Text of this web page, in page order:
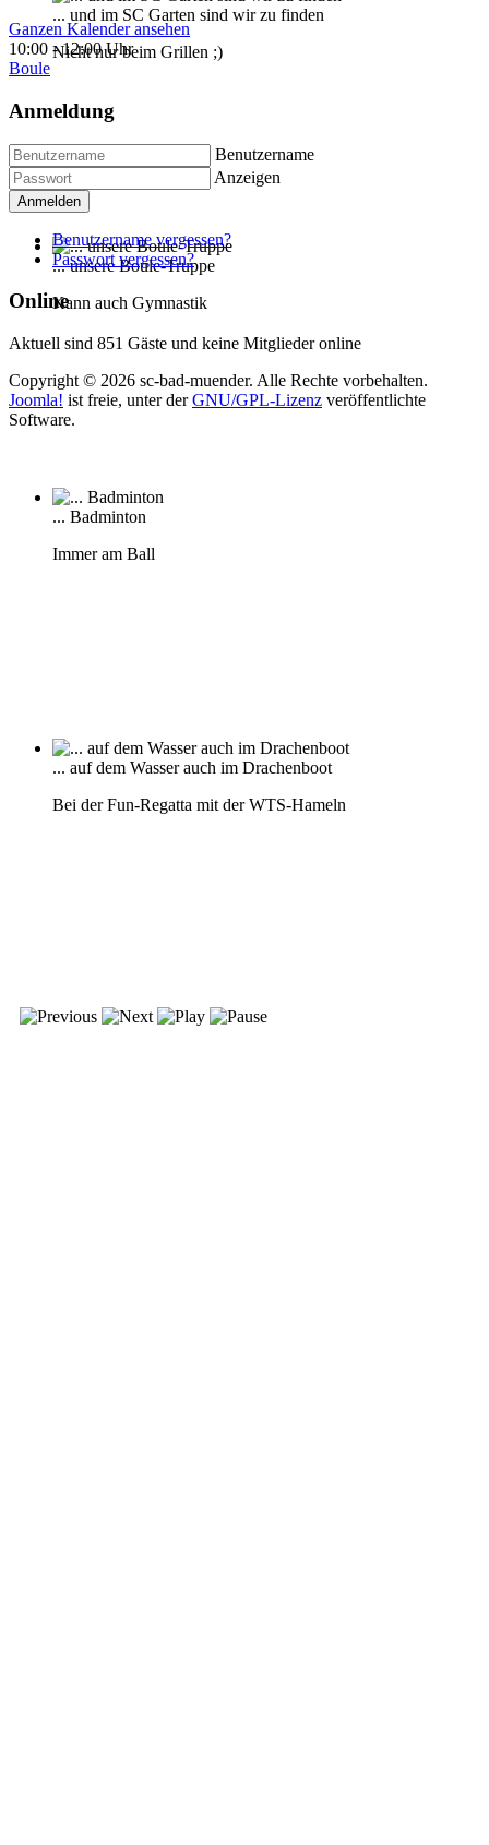
... und im SC Garten sind wir zu finden
Nicht nur beim Grillen ;)
... unsere Boule-Truppe
Kann auch Gymnastik
... Badminton
Immer am Ball
... auf dem Wasser auch im Drachenboot
Bei der Fun-Regatta mit der WTS-Hameln
Ganzen Kalender ansehen
10:00 -12:00 Uhr
Boule
Anmeldung
Benutzername
Anzeigen
Anmelden
Benutzername vergessen?
Passwort vergessen?
Online
Aktuell sind 851 Gäste und keine Mitglieder online
Copyright © 2026 sc-bad-muender. Alle Rechte vorbehalten.
Joomla! ist freie, unter derGNU/GPL-Lizenz veröffentlichte
Software.